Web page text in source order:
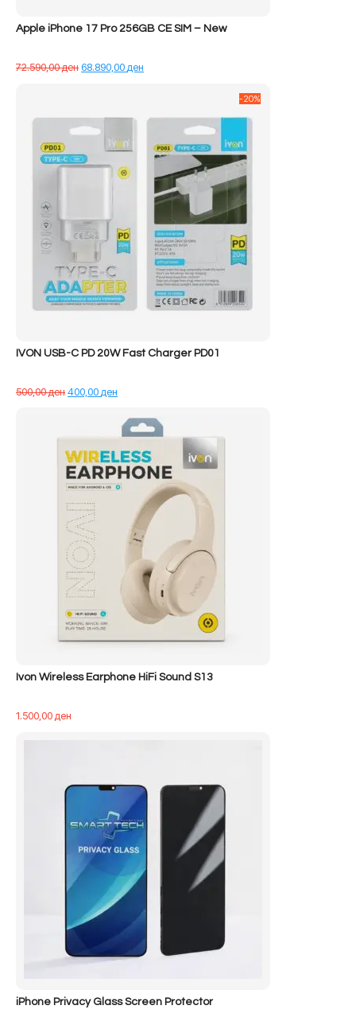
Apple iPhone 17 Pro 256GB CE SIM – New
72.590,00денÇmimi
68.890,00ден
68.890,00 ден.
IVON USB-C PD 20W Fast Charger PD01
500,00денÇmimi
400,00ден
tanishëm
është:
-20%
Ivon Wireless Earphone HiFi Sound S13
1.500,00ден
iPhone Privacy Glass Screen Protector